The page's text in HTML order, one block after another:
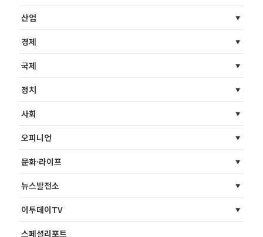
산업
경제
국제
정치
사회
오피니언
문화·라이프
뉴스발전소
이투데이TV
스페셜리포트